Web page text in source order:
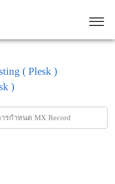
( Plesk )
)